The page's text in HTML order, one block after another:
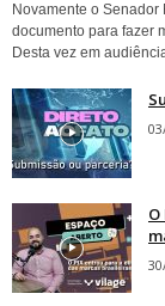
Novamente o
documento para fazer
Desta vez em